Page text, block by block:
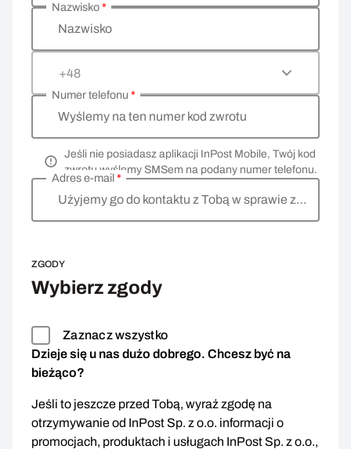
Nazwisko
Nazwisko*
+48
Wyślemy na ten numer kod zwrotu
Numer telefonu *
Jeśli nie posiadasz aplikacji InPost Mobile, Twój kod
zwrotu wyślemy SMSem na podany numer telefonu.
Użyjemy go do kontaktu z Tobą w sprawie zwrotu
Adres e-mail *
ZGODY
Wybierz zgody
Zaznacz wszystko
Dzieje się u nas dużo dobrego. Chcesz być na
bieżąco?
Jeśli to jeszcze przed Tobą, wyraź zgodę na
otrzymywanie od InPost Sp. z o.o. informacji o
promocjach, produktach i usługach InPost Sp. z o.o.,